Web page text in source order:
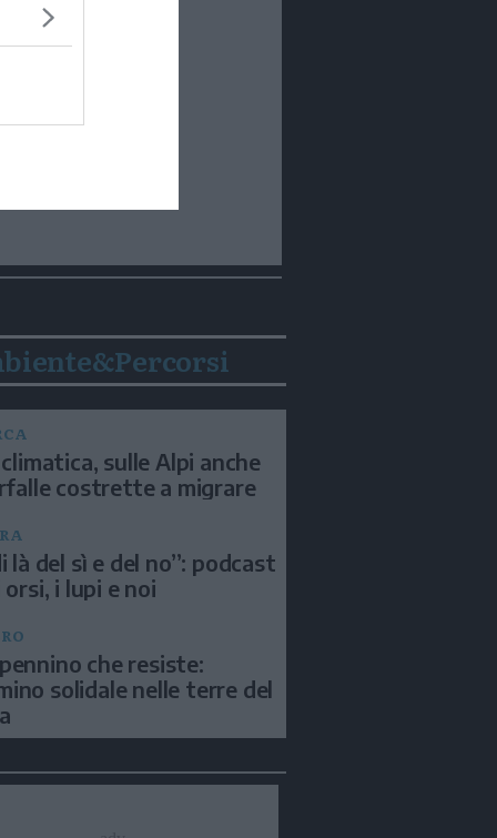
sulle Alpi anche
costrette a migrare
là del sì e del no”: podcast
orsi, i lupi e noi
che resiste:
solidale nelle terre del